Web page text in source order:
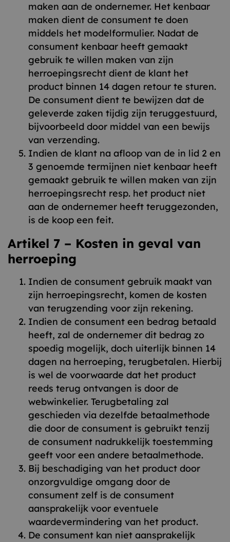
maken aan de ondernemer. Het kenbaar
maken dient de consument te doen
middels het modelformulier. Nadat de
consument kenbaar heeft gemaakt
gebruik te willen maken van zijn
herroepingsrecht dient de klant het
product binnen 14 dagen retour te sturen.
De consument dient te bewijzen dat de
geleverde zaken tijdig zijn teruggestuurd,
bijvoorbeeld door middel van een bewijs
van verzending.
Indien de klant na afloop van de in lid 2 en
3 genoemde termijnen niet kenbaar heeft
gemaakt gebruik te willen maken van zijn
herroepingsrecht resp. het product niet
aan de ondernemer heeft teruggezonden,
is de koop een feit.
Artikel 7 – Kosten in geval van
herroeping
Indien de consument gebruik maakt van
zijn herroepingsrecht, komen de kosten
van terugzending voor zijn rekening.
Indien de consument een bedrag betaald
heeft, zal de ondernemer dit bedrag zo
spoedig mogelijk, doch uiterlijk binnen 14
dagen na herroeping, terugbetalen. Hierbij
is wel de voorwaarde dat het product
reeds terug ontvangen is door de
webwinkelier. Terugbetaling zal
geschieden via dezelfde betaalmethode
die door de consument is gebruikt tenzij
de consument nadrukkelijk toestemming
geeft voor een andere betaalmethode.
Bij beschadiging van het product door
onzorgvuldige omgang door de
consument zelf is de consument
aansprakelijk voor eventuele
waardevermindering van het product.
De consument kan niet aansprakelijk